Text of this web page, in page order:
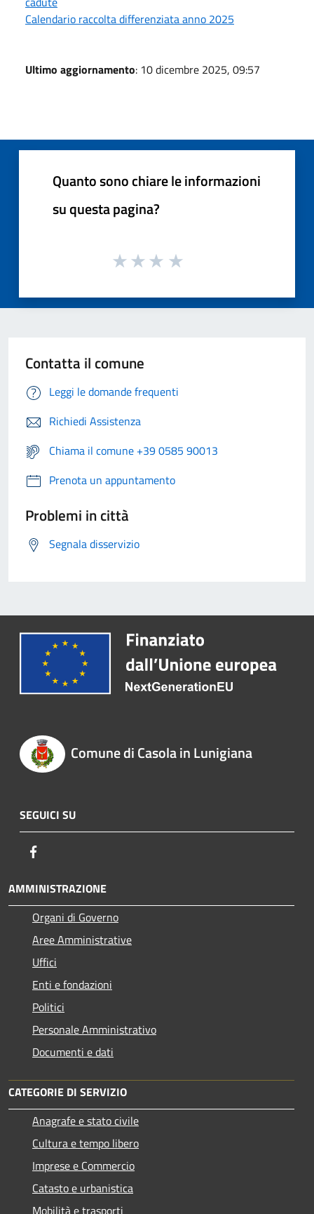
Calendario raccolta differenziata anno 2025
Ultimo aggiornamento: 10 dicembre 2025, 09:57
Quanto sono chiare le informazioni
su questa pagina?
Contatta il comune
Leggi le domande frequenti
Richiedi Assistenza
Chiama il comune +39 0585 90013
Prenota un appuntamento
Problemi in città
Segnala disservizio
Comune di Casola in Lunigiana
SEGUICI SU
AMMINISTRAZIONE
Organi di Governo
Aree Amministrative
Uffici
Enti e fondazioni
Politici
Personale Amministrativo
Documenti e dati
CATEGORIE DI SERVIZIO
Anagrafe e stato civile
Cultura e tempo libero
Imprese e Commercio
Catasto e urbanistica
Mobilità e trasporti